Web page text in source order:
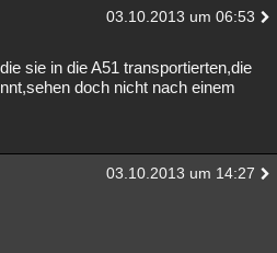
Geschlossen
03.10.2013 um 06:53
sie in die A51 transportierten,die
doch nicht nach einem
03.10.2013 um 14:27